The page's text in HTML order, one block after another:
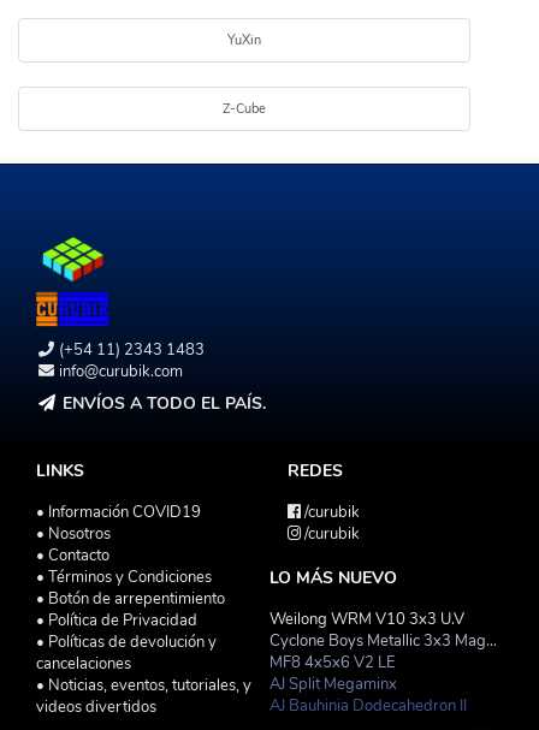
YuXin
Z-Cube
(+54 11) 2343 1483
info@curubik.com
ENVÍOS A TODO EL PAÍS.
LINKS
• Información COVID19
• Nosotros
• Contacto
• Términos y Condiciones
• Botón de arrepentimiento
• Política de Privacidad
• Políticas de devolución y
cancelaciones
• Noticias, eventos, tutoriales, y
videos divertidos
REDES
/curubik
/curubik
LO MÁS NUEVO
Weilong WRM V10 3x3 U.V
Cyclone Boys Metallic 3x3 Magnetico Macaron
MF8 4x5x6 V2 LE
AJ Split Megaminx
AJ Bauhinia Dodecahedron II